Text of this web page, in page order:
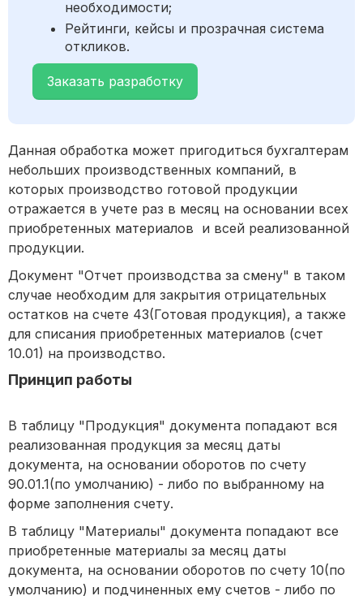
необходимости;
Рейтинги, кейсы и прозрачная система
откликов.
Заказать разработку
Данная обработка может пригодиться бухгалтерам
небольших производственных компаний, в
которых производство готовой продукции
отражается в учете раз в месяц на основании всех
приобретенных материалов и всей реализованной
продукции.
Документ "Отчет производства за смену" в таком
случае необходим для закрытия отрицательных
остатков на счете 43(Готовая продукция), а также
для списания приобретенных материалов (счет
10.01) на производство.
Принцип работы
В таблицу "Продукция" документа попадают вся
реализованная продукция за месяц даты
документа, на основании оборотов по счету
90.01.1(по умолчанию) - либо по выбранному на
форме заполнения счету.
В таблицу "Материалы" документа попадают все
приобретенные материалы за месяц даты
документа, на основании оборотов по счету 10(по
умолчанию) и подчиненных ему счетов - либо по